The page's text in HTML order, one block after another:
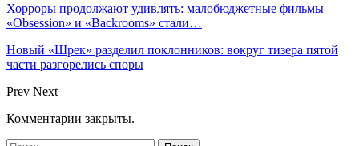
Хорроры продолжают удивлять: малобюджетные фильмы
«Obsession» и «Backrooms» стали…
Новый «Шрек» разделил поклонников: вокруг тизера пятой
части разгорелись споры
Prev Next
Комментарии закрыты.